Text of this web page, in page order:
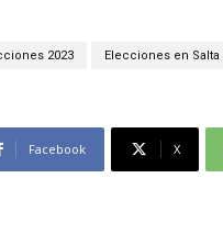
2023 Elecciones en Salta
Facebook X